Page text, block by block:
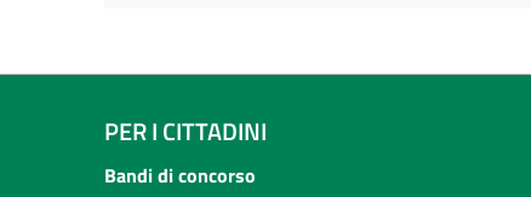
PER I CITTADINI
Bandi di concorso